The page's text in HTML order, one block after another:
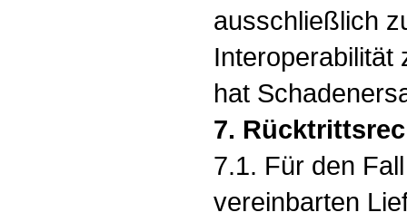
ausschließlich
Interoperabilität
hat
7.
7.1. Für den
vereinbarten